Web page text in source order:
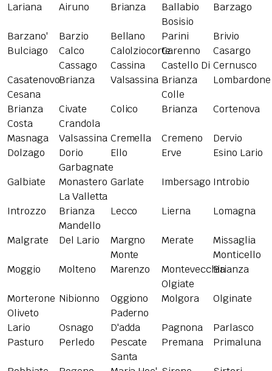
Lariana
Airuno
Brianza
Ballabio Barzago
Barzano' Barzio Bellano
Bosisio
Parini
Brivio
Bulciago
Calco CalolziocorteCarenno Casargo
Casatenovo
Cassago
Brianza
Cassina
Valsassina
Castello Di
Brianza
Cernusco
Lombardone
Cesana
Brianza
Civate Colico
Colle
Brianza
Cortenova
Costa
Masnaga
Crandola
Valsassina Cremella Cremeno
Dervio
Dolzago
Dorio Ello Erve Esino Lario
Galbiate
Garbagnate
Monastero Garlate Imbersago Introbio
Introzzo
La Valletta
Brianza
Lecco Lierna Lomagna
Malgrate
Mandello
Del Lario
Margno Merate Missaglia
Moggio Molteno
Monte
Marenzo
Montevecchia
Monticello
Brianza
Morterone Nibionno Oggiono
Olgiate
Molgora
Olginate
Oliveto
Lario
Osnago
Paderno
D'adda
Pagnona
Parlasco
Pasturo
Perledo Pescate Premana Primaluna
Santa